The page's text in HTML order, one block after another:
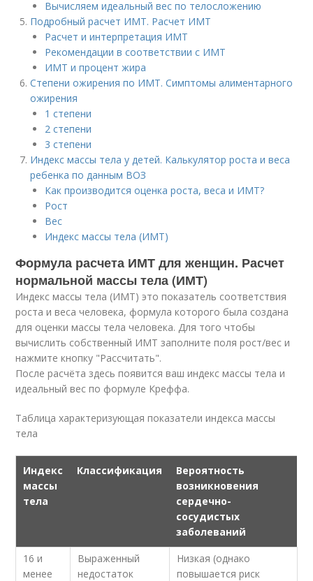
Вычисляем идеальный вес по телосложению
Подробный расчет ИМТ. Расчет ИМТ
Расчет и интерпретация ИМТ
Рекомендации в соответствии с ИМТ
ИМТ и процент жира
Степени ожирения по ИМТ. Симптомы алиментарного
ожирения
1 степени
2 степени
3 степени
Индекс массы тела у детей. Калькулятор роста и веса
ребенка по данным ВОЗ
Как производится оценка роста, веса и ИМТ?
Рост
Вес
Индекс массы тела (ИМТ)
Формула расчета ИМТ для женщин. Расчет
нормальной массы тела (ИМТ)
Индекс массы тела (ИМТ) это показатель соответствия
роста и веса человека, формула которого была создана
для оценки массы тела человека. Для того чтобы
вычислить собственный ИМТ заполните поля рост/вес и
нажмите кнопку "Рассчитать".
После расчёта здесь появится ваш индекс массы тела и
идеальный вес по формуле Креффа.
Таблица характеризующая показатели индекса массы
тела
Индекс
массы
тела
Классификация
Вероятность
возникновения
сердечно-
сосудистых
заболеваний
16 и
менее
Выраженный
недостаток
Низкая (однако
повышается риск